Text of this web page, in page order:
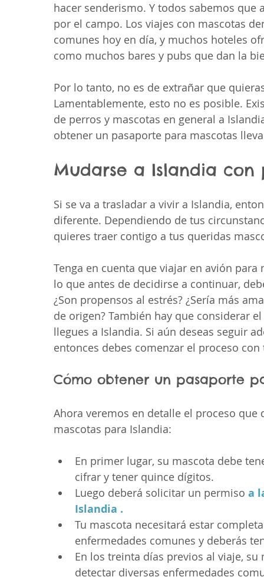
hacer senderismo. Y todos sabemos
por el campo. Los viajes con mascotas
comunes hoy en día, y muchos hoteles
como muchos bares y pubs que dan la
Por lo tanto, no es de extrañar que
Lamentablemente, esto no es posible.
de perros y mascotas en general a
obtener un pasaporte para mascotas
Mudarse a Islandia con
Si se va a trasladar a vivir a Islandia,
diferente. Dependiendo de tus
quieres traer contigo a tus queridas
Tenga en cuenta que viajar en avión
lo que antes de decidirse a continuar,
¿Son propensos al estrés? ¿Sería más
de origen? También hay que considerar
llegues a Islandia. Si aún deseas seguir
entonces debes comenzar el proceso
Cómo obtener un pasaporte
Ahora veremos en detalle el proceso
mascotas para Islandia:
En primer lugar, su mascota debe
cifrar y tener quince dígitos.
Luego deberá solicitar un permiso a
Islandia .
Tu mascota necesitará estar
enfermedades comunes y deberás
En los treinta días previos al viaje,
detectar diversas enfermedades